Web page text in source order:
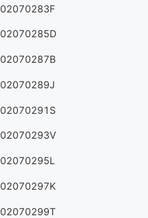
02070283F
02070285D
02070287B
02070289J
02070291S
02070293V
02070295L
02070297K
02070299T